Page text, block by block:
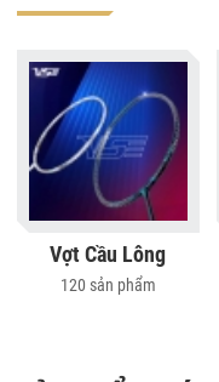
Vợt Cầu Lông
120 sản phẩm